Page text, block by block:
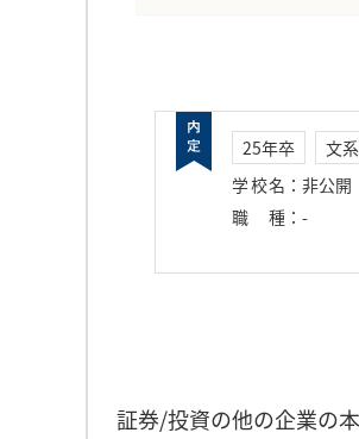
25年卒 文系
学校名 ： 非公開
職種 ： -
証券/投資の他の企業の